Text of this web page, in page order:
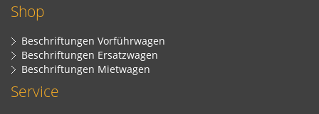
Shop
Beschriftungen Vorführwagen
Beschriftungen Ersatzwagen
Beschriftungen Mietwagen
Service